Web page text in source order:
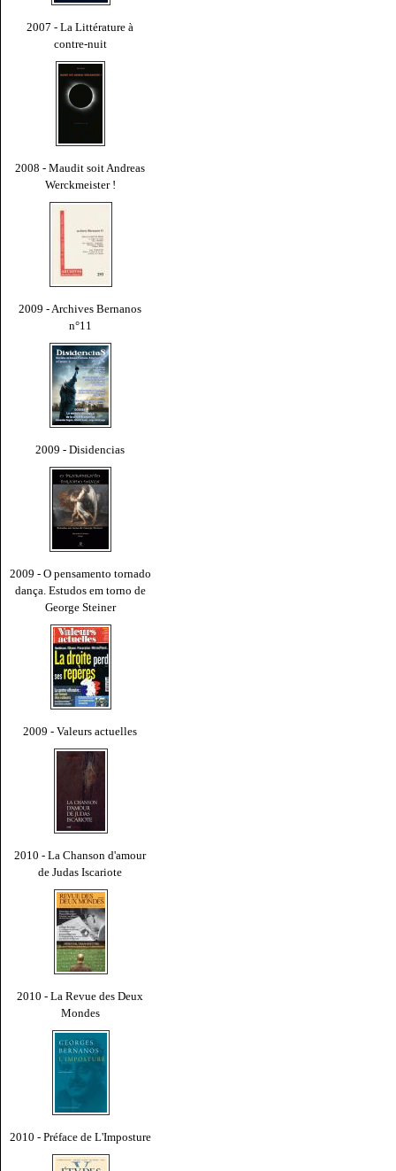
2007 - La Littérature à
contre-nuit
2008 - Maudit soit Andreas
Werckmeister !
2009 - Archives Bernanos
n°11
2009 - Disidencias
2009 - O pensamento tornado
dança. Estudos em torno de
George Steiner
2009 - Valeurs actuelles
2010 - La Chanson d'amour
de Judas Iscariote
2010 - La Revue des Deux
Mondes
2010 - Préface de L'Imposture